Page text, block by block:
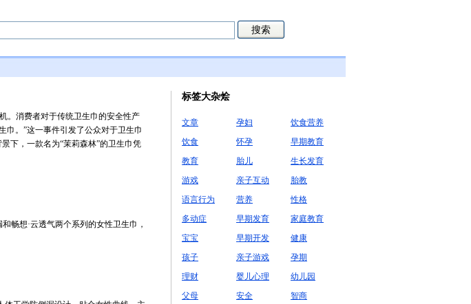
。消费者对于传统卫生巾的安全性产
巾。”这一事件引发了公众对于卫生巾
下，一款名为“茉莉森林”的卫生巾凭
畅想·云透气两个系列的女性卫生巾，
标签大杂烩
文章 孕妇
饮食营养
饮食
怀孕
早期教育
教育
胎儿
生长发育
游戏
亲子互动
胎教
语言行为
营养
性格
多动症
早期发育
家庭教育
宝宝
早期开发
健康
孩子
亲子游戏
孕期
理财
婴儿心理
幼儿园
父母
安全
智商